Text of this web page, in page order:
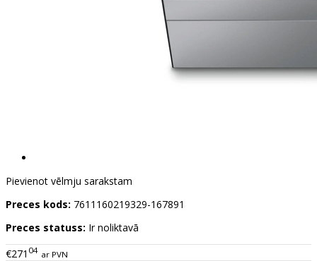
Pievienot vēlmju sarakstam
Preces kods: 7611160219329-167891
Preces statuss: Ir noliktavā
€271 04 ar PVN